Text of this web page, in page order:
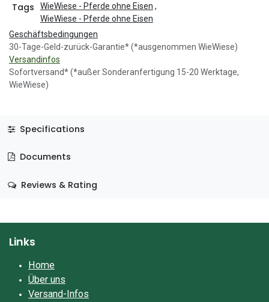
Tags WieWiese - Pferde ohne Eisen ,
WieWiese - Pferde ohne Eisen
Geschäftsbedingungen
30-Tage-Geld-zurück-Garantie* (*ausgenommen WieWiese)
Versandinfos
Sofortversand* (*außer Sonderanfertigung 15-20 Werktage,
WieWiese)
Specifications
Documents
Reviews & Rating
Links
Home
Über uns
Versand-Infos